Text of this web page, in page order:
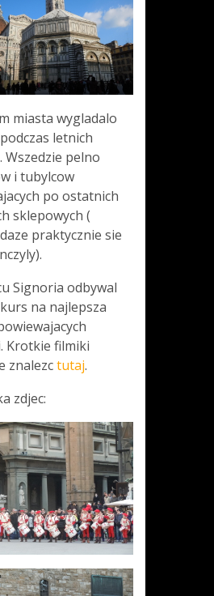
miasta wygladalo
letnich
Wszedzie pelno
i tubylcow
po ostatnich
sklepowych (
praktycznie sie
Signoria odbywal
na najlepsza
Krotkie filmiki
znalezctutaj.
zdjec: